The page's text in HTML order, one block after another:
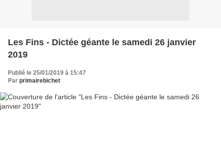
Les Fins - Dictée géante le samedi 26 janvier
2019
Publié le 25/01/2019 à 15:47
Par primairebichet